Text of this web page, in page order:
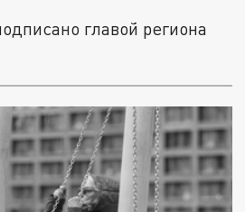
главой региона